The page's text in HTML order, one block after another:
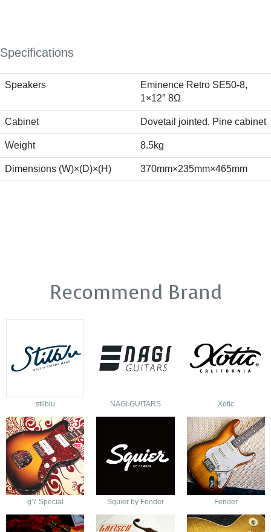
Specifications
Speakers
Eminence Retro SE50-8,
1×12″ 8Ω
Cabinet Dovetail jointed, Pine cabinet
Weight 8.5kg
Dimensions (W)×(D)×(H) 370mm×235mm×465mm
Recommend Brand
stilblu NAGI GUITARS Xotic
g'7 Special Squier by Fender Fender